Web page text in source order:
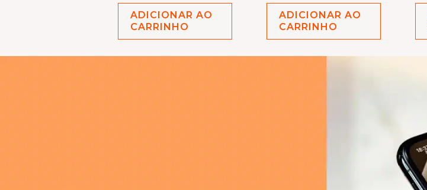
ADICIONAR AO
CARRINHO
ADICIONAR AO
CARRINHO